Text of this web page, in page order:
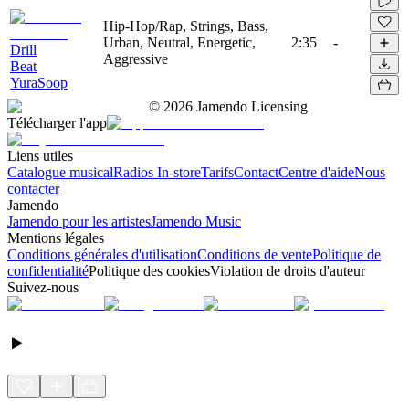
Drill
Beat
YuraSoop
Hip-Hop/Rap, Strings, Bass,
Urban, Neutral, Energetic,
Aggressive
2:35 -
© 2026 Jamendo Licensing
Télécharger l'app
Liens utiles
Catalogue musicalRadios In-storeTarifsContactCentre d'aideNous
contacter
Jamendo
Jamendo pour les artistesJamendo Music
Mentions légales
Conditions générales d'utilisationConditions de ventePolitique de
confidentialitéPolitique des cookiesViolation de droits d'auteur
Suivez-nous